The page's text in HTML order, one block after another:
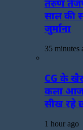
तरुण
साल की
जुर्माना
35 minutes
CG के
कला आज
सीख रहे
1 hour ago